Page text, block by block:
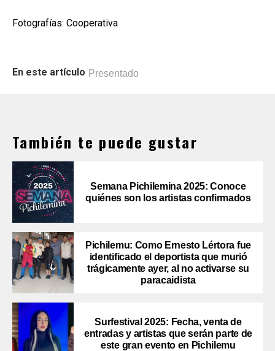
Fotografías: Cooperativa
En este artículo Presentado
También te puede gustar
Semana Pichilemina 2025: Conoce
quiénes son los artistas confirmados
Pichilemu: Como Ernesto Lértora fue
identificado el deportista que murió
trágicamente ayer, al no activarse su
paracaidista
Surfestival 2025: Fecha, venta de
entradas y artistas que serán parte de
este gran evento en Pichilemu